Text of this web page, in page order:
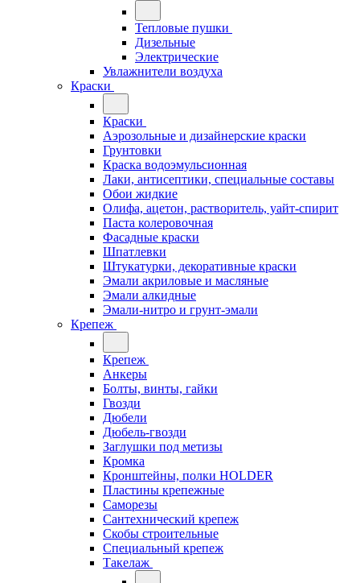
Тепловые пушки
Дизельные
Электрические
Увлажнители воздуха
Краски
Краски
Аэрозольные и дизайнерские краски
Грунтовки
Краска водоэмульсионная
Лаки, антисептики, специальные составы
Обои жидкие
Олифа, ацетон, растворитель, уайт-спирит
Паста колеровочная
Фасадные краски
Шпатлевки
Штукатурки, декоративные краски
Эмали акриловые и масляные
Эмали алкидные
Эмали-нитро и грунт-эмали
Крепеж
Крепеж
Анкеры
Болты, винты, гайки
Гвозди
Дюбели
Дюбель-гвозди
Заглушки под метизы
Кромка
Кронштейны, полки НОLDER
Пластины крепежные
Саморезы
Сантехнический крепеж
Скобы строительные
Специальный крепеж
Такелаж